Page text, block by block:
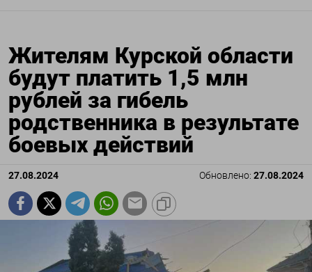
Жителям Курской области
будут платить 1,5 млн
рублей за гибель
родственника в результате
боевых действий
27.08.2024 Обновлено: 27.08.2024